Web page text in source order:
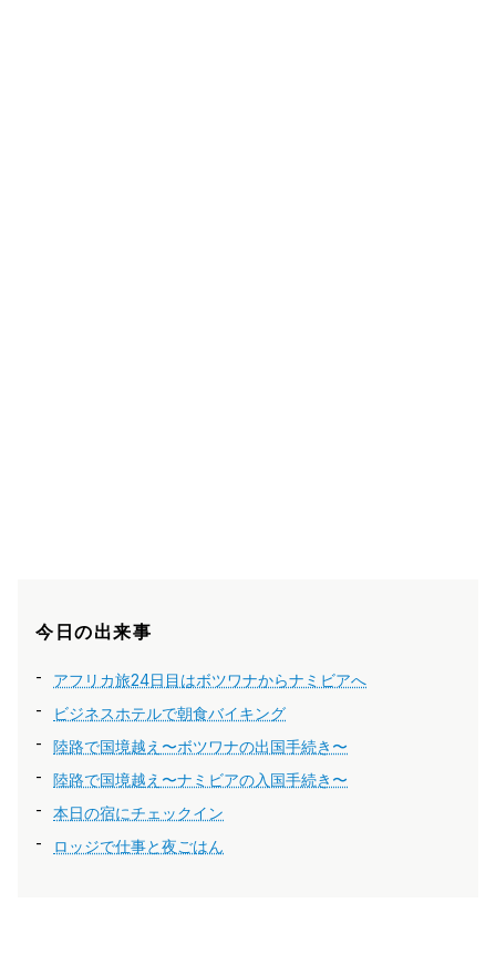
今日の出来事
アフリカ旅24日目はボツワナからナミビアへ
ビジネスホテルで朝食バイキング
陸路で国境越え〜ボツワナの出国手続き〜
陸路で国境越え〜ナミビアの入国手続き〜
本日の宿にチェックイン
ロッジで仕事と夜ごはん